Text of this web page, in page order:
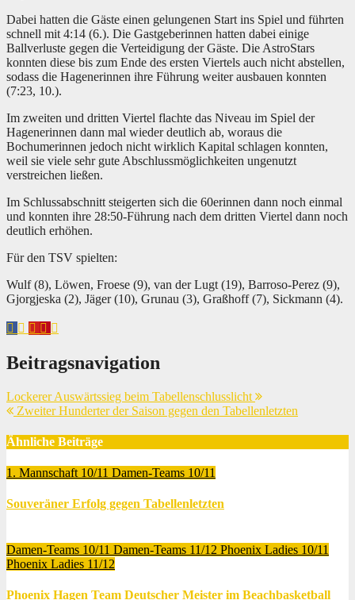
Dabei hatten die Gäste einen gelungenen Start ins Spiel und führten
schnell mit 4:14 (6.). Die Gastgeberinnen hatten dabei einige
Ballverluste gegen die Verteidigung der Gäste. Die AstroStars
konnten diese bis zum Ende des ersten Viertels auch nicht abstellen,
sodass die Hagenerinnen ihre Führung weiter ausbauen konnten
(7:23, 10.).
Im zweiten und dritten Viertel flachte das Niveau im Spiel der
Hagenerinnen dann mal wieder deutlich ab, woraus die
Bochumerinnen jedoch nicht wirklich Kapital schlagen konnten,
weil sie viele sehr gute Abschlussmöglichkeiten ungenutzt
verstreichen ließen.
Im Schlussabschnitt steigerten sich die 60erinnen dann noch einmal
und konnten ihre 28:50-Führung nach dem dritten Viertel dann noch
deutlich erhöhen.
Für den TSV spielten:
Wulf (8), Löwen, Froese (9), van der Lugt (19), Barroso-Perez (9),
Gjorgjeska (2), Jäger (10), Grunau (3), Graßhoff (7), Sickmann (4).
Beitragsnavigation
Lockerer Auswärtssieg beim Tabellenschlusslicht
Zweiter Hunderter der Saison gegen den Tabellenletzten
Ähnliche Beiträge
1. Mannschaft 10/11 Damen-Teams 10/11
Souveräner Erfolg gegen Tabellenletzten
Damen-Teams 10/11 Damen-Teams 11/12 Phoenix Ladies 10/11
Phoenix Ladies 11/12
Phoenix Hagen Team Deutscher Meister im Beachbasketball